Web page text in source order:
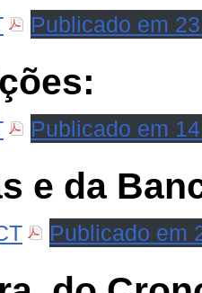
Publicado em
Publicado em
e da
Publicado em